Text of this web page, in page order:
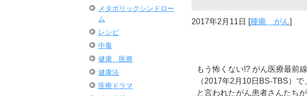
2017年2月11日 [腫瘍 がん]
もう怖くない!? がん医療最前線
（2017年2月10日BS-TBS）
と言われたがん患者さんたち
メタボリックシンドロー
ム
レシピ
中毒
健康 医療
健康法
医療ドラマ